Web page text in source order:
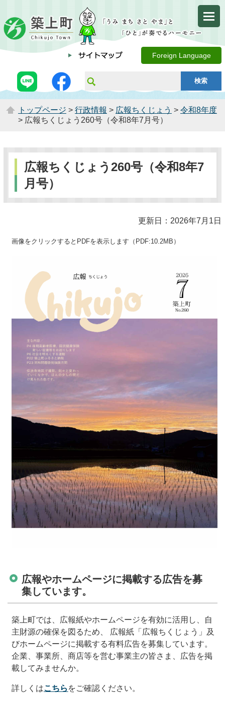
Foreign Language
トップページ > 行政情報 > 広報ちくじょう > 令和8年度
> 広報ちくじょう260号（令和8年7月号）
広報ちくじょう260号（令和8年7
月号）
更新日：2026年7月1日
画像をクリックするとPDFを表示します（PDF:10.2MB）
広報やホームページに掲載する広告を募
集しています。
築上町では、広報紙やホームページを有効に活用し、自
主財源の確保を図るため、 広報紙「広報ちくじょう」及
びホームページに掲載する有料広告を募集しています。
企業、事業所、商店等を営む事業主の皆さま、広告を掲
載してみませんか。
詳しくはこちら をご確認ください。